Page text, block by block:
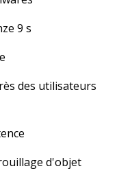
9 s
des utilisateurs
d'objet